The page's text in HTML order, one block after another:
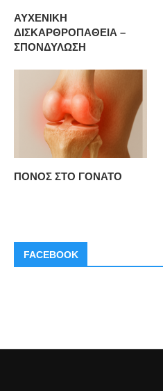
ΑΥΧΕΝΙΚΗ
ΔΙΣΚΑΡΘΡΟΠΑΘΕΙΑ –
ΣΠΟΝΔΥΛΩΣΗ
ΠΟΝΟΣ ΣΤΟ ΓΟΝΑΤΟ
FACEBOOK